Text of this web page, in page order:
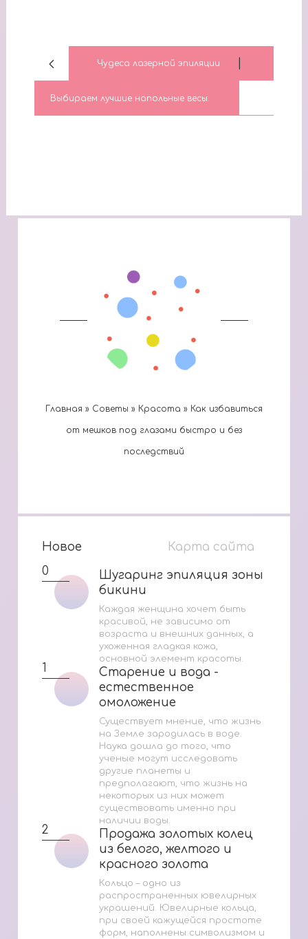
Чудеса лазерной эпиляции
Выбираем лучшие напольные весы.
Главная » Cоветы » Красота » Как избавиться
от мешков под глазами быстро и без
последствий
Новое
Карта сайта
0
Шугаринг эпиляция зоны
бикини
Шугаринг эпиляция зоны
бикини
Каждая женщина хочет быть
красивой, не зависимо от
возраста и внешних данных, а
ухоженная гладкая кожа,
основной элемент красоты.
1
Старение и вода -
естественное
омоложение
Старение и вода -
естественное
омоложение
Существует мнение, что жизнь
на Земле зародилась в воде.
Наука дошла до того, что
ученые могут исследовать
другие планеты и
предполагают, что жизнь на
некоторых из них может
существовать именно при
наличии воды.
2
Продажа золотых колец
из белого, желтого и
красного золота
Продажа золотых колец
из белого, желтого и
красного золота
Кольцо – одно из
распространенных ювелирных
украшений. Ювелирные кольца,
при своей кажущейся простоте
форм, наполнены символизмом и